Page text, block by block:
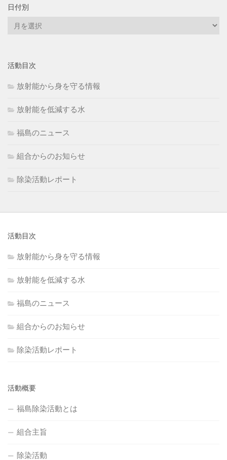
日付別
活動目次
放射能から身を守る情報
放射能を低減する水
福島のニュース
組合からのお知らせ
除染活動レポート
活動目次
放射能から身を守る情報
放射能を低減する水
福島のニュース
組合からのお知らせ
除染活動レポート
活動概要
福島除染活動とは
組合主旨
除染活動